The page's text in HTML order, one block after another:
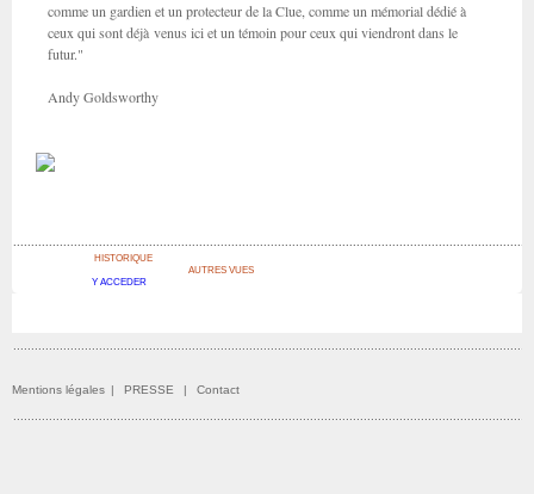
comme un gardien et un protecteur de la Clue, comme un mémorial dédié à
ceux qui sont déjà venus ici et un témoin pour ceux qui viendront dans le
futur."
Andy Goldsworthy
HISTORIQUE
Y ACCEDER
AUTRES VUES
Mentions légales | PRESSE | Contact